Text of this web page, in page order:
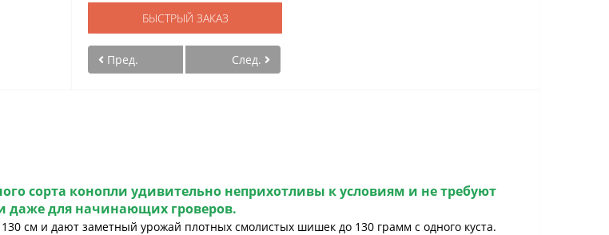
БЫСТРЫЙ ЗАКАЗ
Пред. След.
сорта конопли удивительно неприхотливы к условиям и не требуют
даже для начинающих гроверов.
см и дают заметный урожай плотных смолистых шишек до 130 грамм с одного куста.